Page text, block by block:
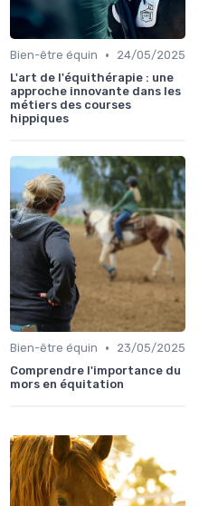
Bien-être équin •
24/05/2025
L'art de l'équithérapie : une
approche innovante dans les
métiers des courses
hippiques
Bien-être équin •
23/05/2025
Comprendre l'importance du
mors en équitation